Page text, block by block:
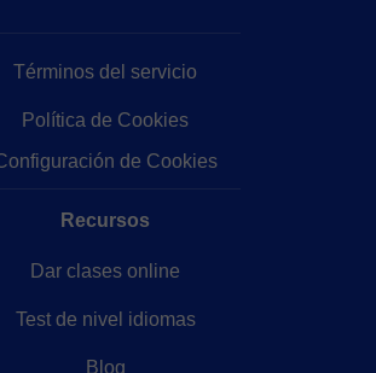
Términos del servicio
Política de Cookies
de Cookies
Recursos
Dar clases online
Test de nivel idiomas
Blog